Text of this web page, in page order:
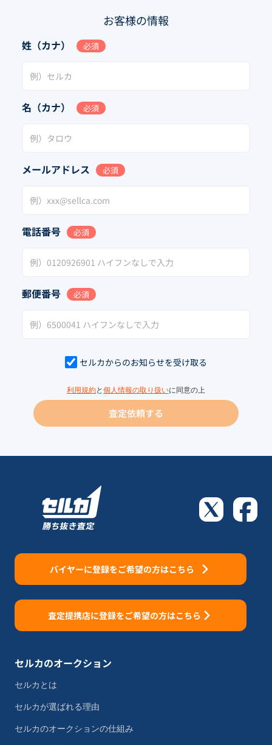
お客様の情報
姓（カナ） 必須
名（カナ） 必須
メールアドレス 必須
電話番号 必須
郵便番号 必須
セルカからのお知らせを受け取る
利用規約と 個人情報の取り扱いに同意の上
査定依頼する
バイヤーに登録をご希望の方はこちら
査定提携店に登録をご希望の方はこちら
セルカのオークション
セルカとは
セルカが選ばれる理由
セルカのオークションの仕組み